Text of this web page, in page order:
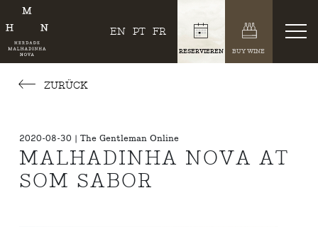
EN PT FR
RESERVIEREN BUY WINE
ZURÜCK
2020-08-30 | The Gentleman Online
MALHADINHA NOVA AT
SOM SABOR